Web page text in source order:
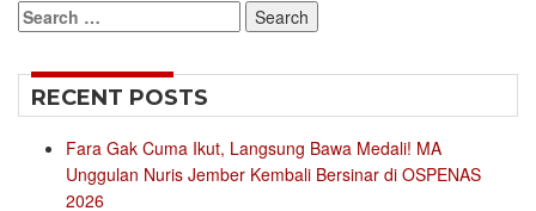
Search
for:
RECENT POSTS
Fara Gak Cuma Ikut, Langsung Bawa Medali! MA
Unggulan Nuris Jember Kembali Bersinar di OSPENAS
2026